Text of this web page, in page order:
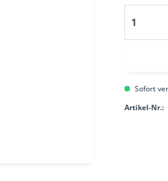
Sofort
Artikel-Nr.: